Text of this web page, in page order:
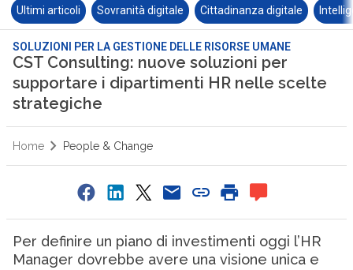
Ultimi articoli Sovranità digitale Cittadinanza digitale
SOLUZIONI PER LA GESTIONE DELLE RISORSE UMANE
CST Consulting: nuove soluzioni per
supportare i dipartimenti HR nelle scelte
strategiche
Home People & Change
Per definire un piano di investimenti oggi l’HR
Manager dovrebbe avere una visione unica e